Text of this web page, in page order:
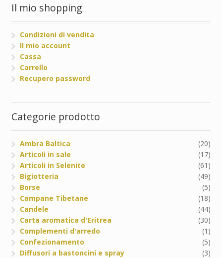
Il mio shopping
Condizioni di vendita
Il mio account
Cassa
Carrello
Recupero password
Categorie prodotto
Ambra Baltica
(20)
Articoli in sale
(17)
Articoli in Selenite
(61)
Bigiotteria
(49)
Borse
(5)
Campane Tibetane
(18)
Candele
(44)
Carta aromatica d'Eritrea
(30)
Complementi d'arredo
(1)
Confezionamento
(5)
Diffusori a bastoncini e spray
(3)